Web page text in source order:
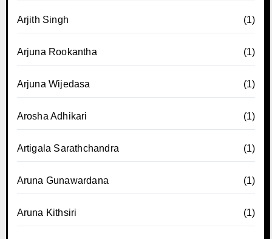
Arjith Singh (1)
Arjuna Rookantha (1)
Arjuna Wijedasa (1)
Arosha Adhikari (1)
Artigala Sarathchandra (1)
Aruna Gunawardana (1)
Aruna Kithsiri (1)